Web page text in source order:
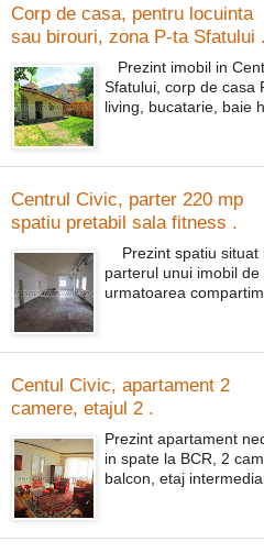
Corp de casa, pentru locuinta
sau birouri, zona P-ta Sfatului .
Prezint imobil in
Sfatului, corp de casa
living, bucatarie, baie
Centrul Civic, parter 220 mp
spatiu pretabil sala fitness .
Prezint spatiu situat
parterul unui imobil
urmatoarea
Centul Civic, apartament 2
camere, etajul 2 .
Prezint apartament
in spate la BCR, 2
balcon, etaj